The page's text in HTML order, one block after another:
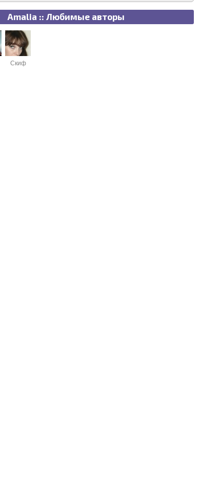
Amalia :: Любимые авторы
Скиф